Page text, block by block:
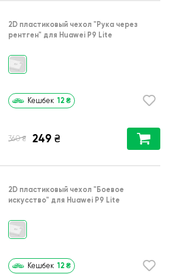
2D пластиковый чехол "Рука через
рентген" для Huawei P9 Lite
Кешбек 12 ₴
360 ₴ 249 ₴
2D пластиковый чехол "Боевое
искусство" для Huawei P9 Lite
Кешбек 12 ₴